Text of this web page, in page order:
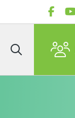
Rechercher